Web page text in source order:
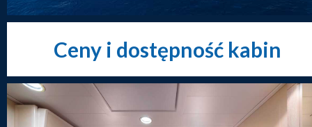
Ceny i dostępność kabin